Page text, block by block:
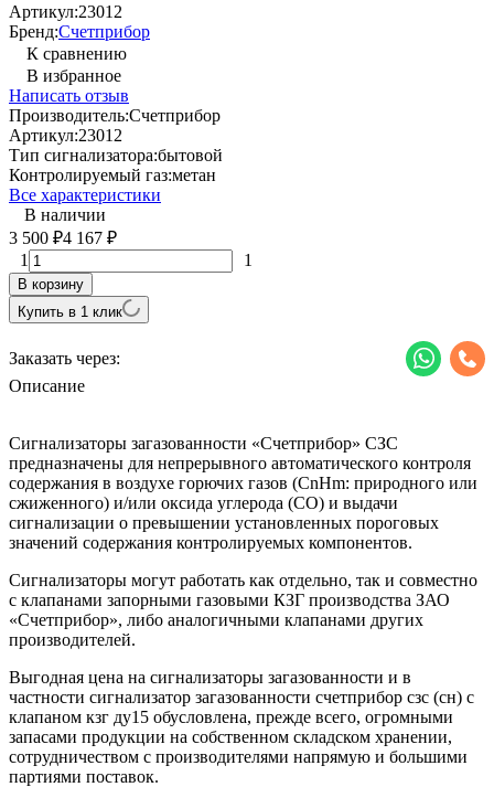
Артикул:23012
Бренд:Счетприбор
К сравнению
В избранное
Написать отзыв
Производитель:Счетприбор
Артикул:23012
Тип сигнализатора:бытовой
Контролируемый газ:метан
Все характеристики
В наличии
3 500 ₽4 167 ₽
1 1
В корзину
Купить в 1 клик
Заказать через:
Описание
Сигнализаторы загазованности «Счетприбор» СЗС
предназначены для непрерывного автоматического контроля
содержания в воздухе горючих газов (СnHm: природного или
сжиженного) и/или оксида углерода (СО) и выдачи
сигнализации о превышении установленных пороговых
значений содержания контролируемых компонентов.
Сигнализаторы могут работать как отдельно, так и совместно
с клапанами запорными газовыми КЗГ производства ЗАО
«Счетприбор», либо аналогичными клапанами других
производителей.
Выгодная цена на сигнализаторы загазованности и в
частности сигнализатор загазованности счетприбор сзс (сн) с
клапаном кзг ду15 обусловлена, прежде всего, огромными
запасами продукции на собственном складском хранении,
сотрудничеством с производителями напрямую и большими
партиями поставок.